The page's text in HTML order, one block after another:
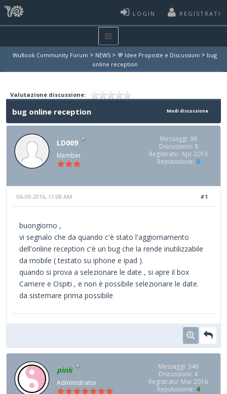
LOGIN REGISTRATI
WuBook Community Forum > NEWS > 💬 Idee Proposte e Discussioni > bug
online reception
Valutazione discussione:
Modi discussione
bug online reception
LD009
Member
Messaggi: 96
Discussioni: 8
Registrato: Apr 2013
Reputazione: 0
#1
06-09-2016, 11:08 AM
buongiorno ,
vi segnalo che da quando c'è stato l'aggiornamento
dell'online reception c'è un bug che la rende inutilizzabile
da mobile ( testato su iphone e ipad ).
quando si prova a selezionare le date , si apre il box
Camere e Ospiti , e non è possibile selezionare le date.
da sistemare prima possibile
pink
Administrator
Messaggi: 346
Discussioni: 4
Registrato: Mar 2016
Reputazione: 4